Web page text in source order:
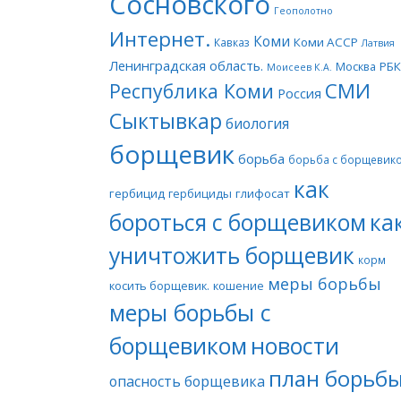
Геополотно
Интернет. Кавказ Коми Коми АССР Латвия
Ленинградская область. Моисеев К.А. Москва РБК
Республика Коми Россия СМИ
Сыктывкар биология
борщевик борьба борьба с
гербицид гербициды глифосат как
бороться с борщевиком
уничтожить борщевик корм
косить борщевик. кошение меры борьбы
меры борьбы с
борщевиком новости
опасность борщевика план борьбы